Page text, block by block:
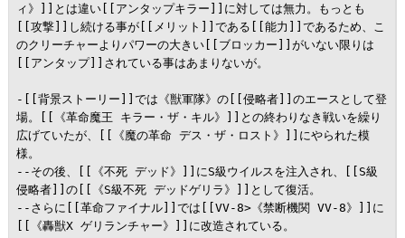
ィ》]]とは違い[[アンタップキラー]]に対しては無力。もっとも
[[攻撃]]し続ける事が[[メリット]]である[[能力]]であるため、こ
のクリーチャーよりパワーの大きい[[ブロッカー]]がいない限りは
[[アンタップ]]されている事はあまりないが。
-[[背景ストーリー]]では《獣軍隊》の[[侵略者]]のエースとして登
場。[[《革命魔王 キラー・ザ・キル》]]との終わりなき戦いを繰り
広げていたが、[[《魔の革命 デス・ザ・ロスト》]]にやられた模
様。
--その後、[[《不死 デッド》]]にS級ウイルスを注入され、[[S級
侵略者]]の[[《S級不死 デッドゲリラ》]]として復活。
--さらに[[革命ファイナル]]では[[VV-8>《禁断機関 VV-8》]]に
[[《轟獣X ゲリランチャー》]]に改造されている。